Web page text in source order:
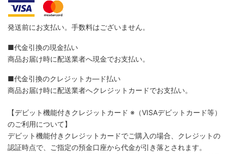
発送前にお支払い。手数料はございません。
■代金引換の現金払い
商品お届け時に配送業者へ現金でお支払い。
■代金引換のクレジットカ―ド払い
商品お届け時に配送業者へクレジットカードでお支払い。
【デビット機能付きクレジットカード ※（VISAデビットカード等）
のご利用について】
デビット機能付きクレジットカードでご購入の場合、クレジットの
認証時点で、ご指定の預金口座から代金が引き落とされます。